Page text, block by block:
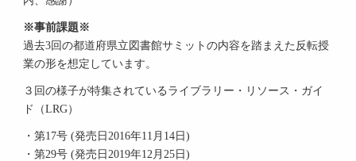
※事前課題※
過去3回の都道府県立図書館サミットの内容を踏まえた反転授
業の形を想定しています。
３回の様子が特集されているライブラリー・リソース・ガイ
ド（LRG）
・第17号 (発売日2016年11月14日)
・第29号 (発売日2019年12月25日)